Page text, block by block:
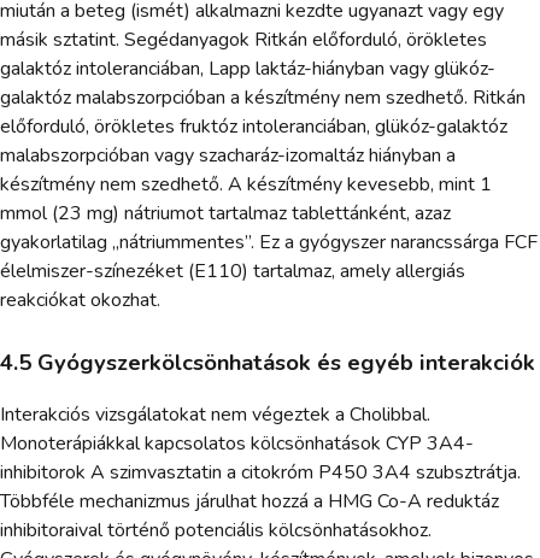
miután a beteg (ismét) alkalmazni kezdte ugyanazt vagy egy
másik sztatint. Segédanyagok Ritkán előforduló, örökletes
galaktóz intoleranciában, Lapp laktáz-hiányban vagy glükóz-
galaktóz malabszorpcióban a készítmény nem szedhető. Ritkán
előforduló, örökletes fruktóz intoleranciában, glükóz-galaktóz
malabszorpcióban vagy szacharáz-izomaltáz hiányban a
készítmény nem szedhető. A készítmény kevesebb, mint 1
mmol (23 mg) nátriumot tartalmaz tablettánként, azaz
gyakorlatilag „nátriummentes”. Ez a gyógyszer narancssárga FCF
élelmiszer-színezéket (E110) tartalmaz, amely allergiás
reakciókat okozhat.
4.5 Gyógyszerkölcsönhatások és egyéb interakciók
Interakciós vizsgálatokat nem végeztek a Cholibbal.
Monoterápiákkal kapcsolatos kölcsönhatások CYP 3A4-
inhibitorok A szimvasztatin a citokróm P450 3A4 szubsztrátja.
Többféle mechanizmus járulhat hozzá a HMG Co-A reduktáz
inhibitoraival történő potenciális kölcsönhatásokhoz.